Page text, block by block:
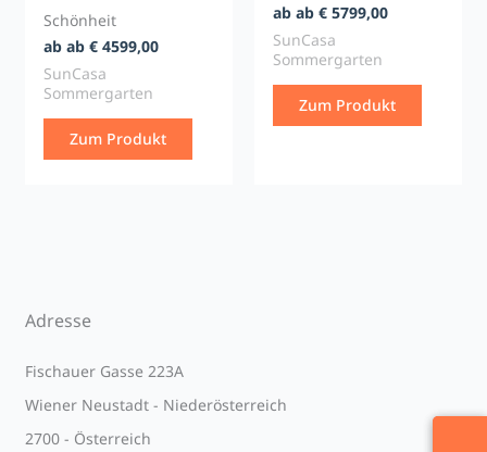
Schönheit
ab ab € 4599,00
SunCasa
Sommergarten
Zum Produkt
ab ab € 5799,00
SunCasa
Sommergarten
Zum Produkt
Adresse
Fischauer Gasse 223A
Wiener Neustadt - Niederösterreich
2700 - Österreich